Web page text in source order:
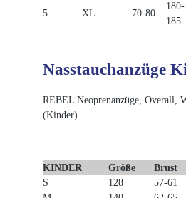
5 XL 70-80
180-
185
Nasstauchanzüge
REBEL Neoprenanzüge, Overall,
(Kinder)
KINDER Größe Brust
S
128 57-61